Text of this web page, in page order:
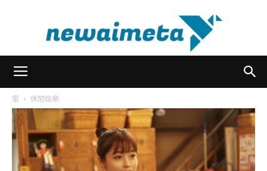
家 休閒娛樂